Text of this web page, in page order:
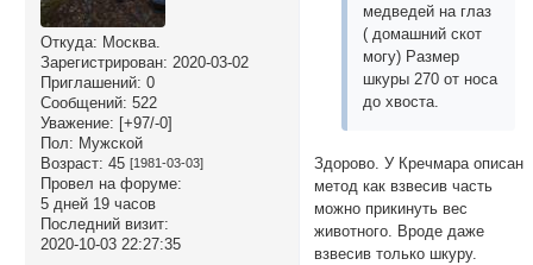
Откуда: Москва.
Зарегистрирован: 2020-03-02
Приглашений: 0
Сообщений: 522
Уважение: [+97/-0]
Пол: Мужской
Возраст: 45 [1981-03-03]
Провел на форуме:
5 дней 19 часов
Последний визит:
2020-10-03 22:27:35
медведей на глаз
( домашний скот
могу) Размер
шкуры 270 от носа
до хвоста.
Здорово. У Кречмара описан
метод как взвесив часть
можно прикинуть вес
животного. Вроде даже
взвесив только шкуру.